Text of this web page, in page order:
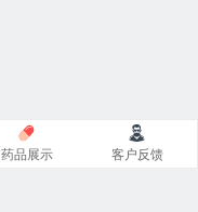
药品展示 客户反馈